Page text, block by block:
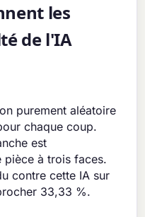
les
de l'IA
purement aléatoire
chaque coup.
est
pièce à trois faces.
contre cette IA sur
33,33 %.